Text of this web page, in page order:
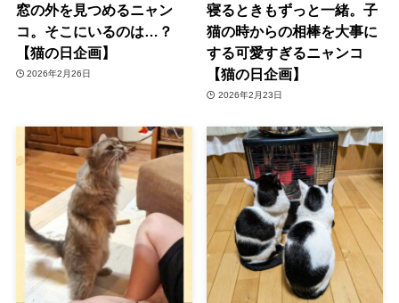
窓の外を見つめるニャン
コ。そこにいるのは…？
【猫の日企画】
2026年2月26日
寝るときもずっと一緒。子
猫の時からの相棒を大事に
する可愛すぎるニャンコ
【猫の日企画】
2026年2月23日